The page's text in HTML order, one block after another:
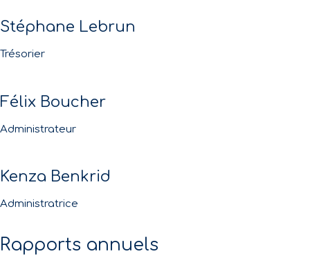
Stéphane Lebrun
Trésorier
Félix Boucher
Administrateur
Kenza Benkrid
Administratrice
Rapports annuels